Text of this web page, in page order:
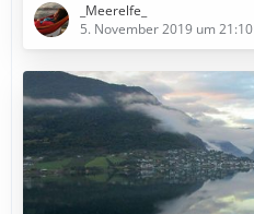
_Meerelfe_
5. November 2019 um 21:10